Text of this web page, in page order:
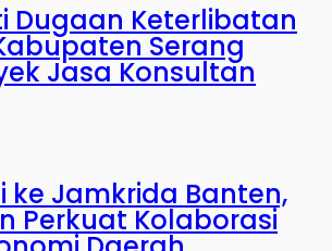
Dugaan Keterlibatan
Serang
Jasa Konsultan
ke Jamkrida Banten,
Perkuat Kolaborasi